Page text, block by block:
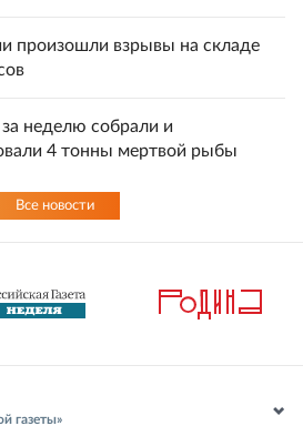
произошли взрывы на складе
неделю собрали и
4 тонны мертвой рыбы
Все новости
газеты»